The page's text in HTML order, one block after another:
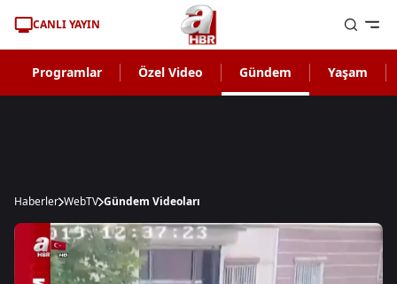
CANLI YAYIN
Programlar Özel Video Gündem Yaşam
Haberler WebTV Gündem Videoları